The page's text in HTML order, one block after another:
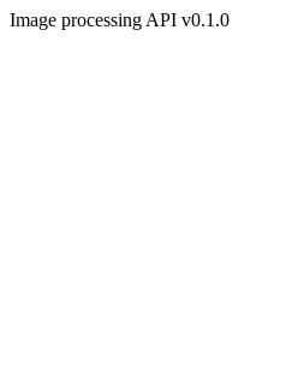
Image processing API v0.1.0